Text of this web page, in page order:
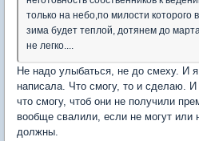
только на небо,по милости которого
зима будет теплой, дотянем до
не легко....
Не надо улыбаться, не до смеху. И
написала. Что смогу, то и сделаю. И
что смогу, чтоб они не получили
вообще свалили, если не могут или
должны.